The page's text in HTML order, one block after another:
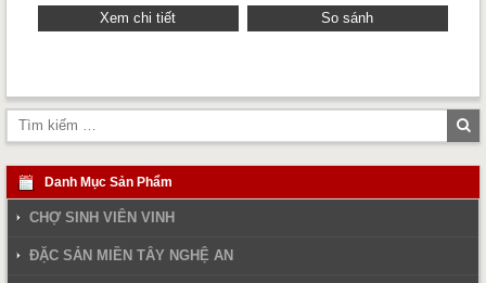
Xem chi tiết So sánh
Danh Mục Sản Phẩm
CHỢ SINH VIÊN VINH
ĐẶC SẢN MIỀN TÂY NGHỆ AN